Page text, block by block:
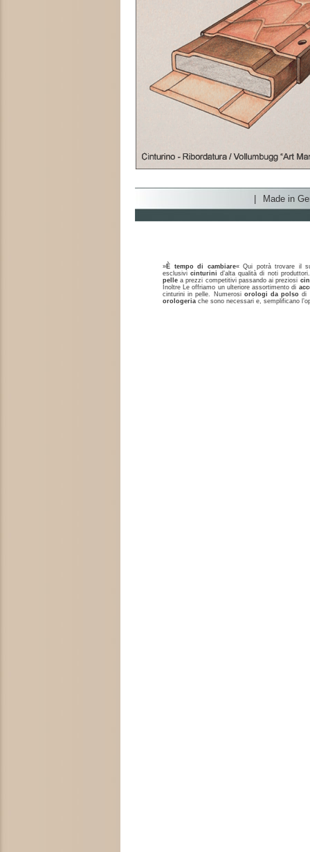
Made in
» È tempo di cambiare« Qui potrà trovare il
esclusivicinturini d’alta qualità di noti
pelle a prezzi competitivi passando ai preziosi
Inoltre Le offriamo un ulteriore assortimento di
cinturini in pelle. Numerosi orologi da polso di
orologeria che sono necessari e, semplificano